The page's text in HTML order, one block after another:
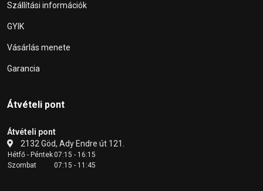
Szállítási információk
GYIK
Vásárlás menete
Garancia
Átvételi pont
Átvételi pont
2132 Göd, Ady Endre út 121.
Hétfő - Péntek07:15 - 16:15
Szombat
07:15 - 11:45